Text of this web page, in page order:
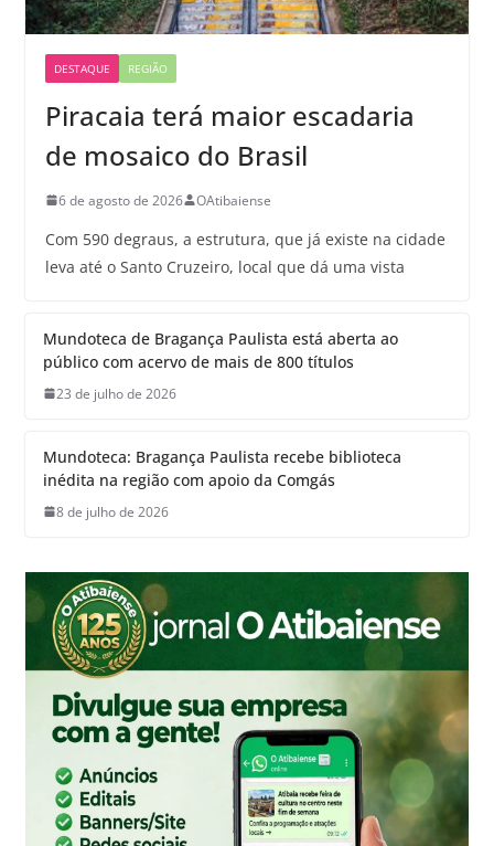
DESTAQUE REGIÃO
Piracaia terá maior escadaria
de mosaico do Brasil
6 de agosto de 2026 OAtibaiense
Com 590 degraus, a estrutura, que já existe na cidade
leva até o Santo Cruzeiro, local que dá uma vista
Mundoteca de Bragança Paulista está aberta ao
público com acervo de mais de 800 títulos
23 de julho de 2026
Mundoteca: Bragança Paulista recebe biblioteca
inédita na região com apoio da Comgás
8 de julho de 2026